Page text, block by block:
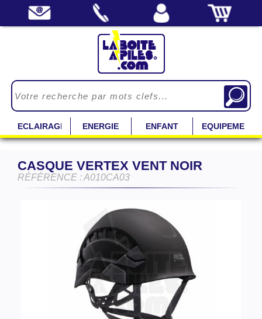
ECLAIRAGE ENERGIE ENFANT EQUIPEMENT
CASQUE VERTEX VENT NOIR
RÉFÉRENCE : A010CA03